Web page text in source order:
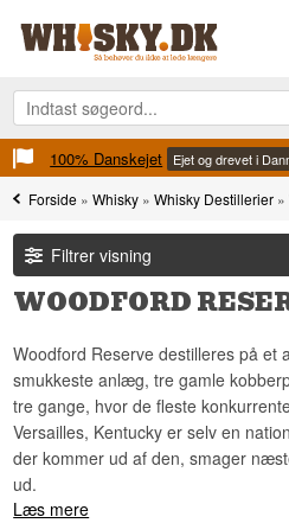
100% Danskejet Ejet og drevet i
Forside »Whisky »Whisky Destillerier »
Filtrer visning
WOODFORD
Woodford Reserve destilleres på et
smukkeste anlæg, tre gamle
tre gange, hvor de fleste
Versailles, Kentucky er selv en
der kommer ud af den, smager
ud.
Læs mere